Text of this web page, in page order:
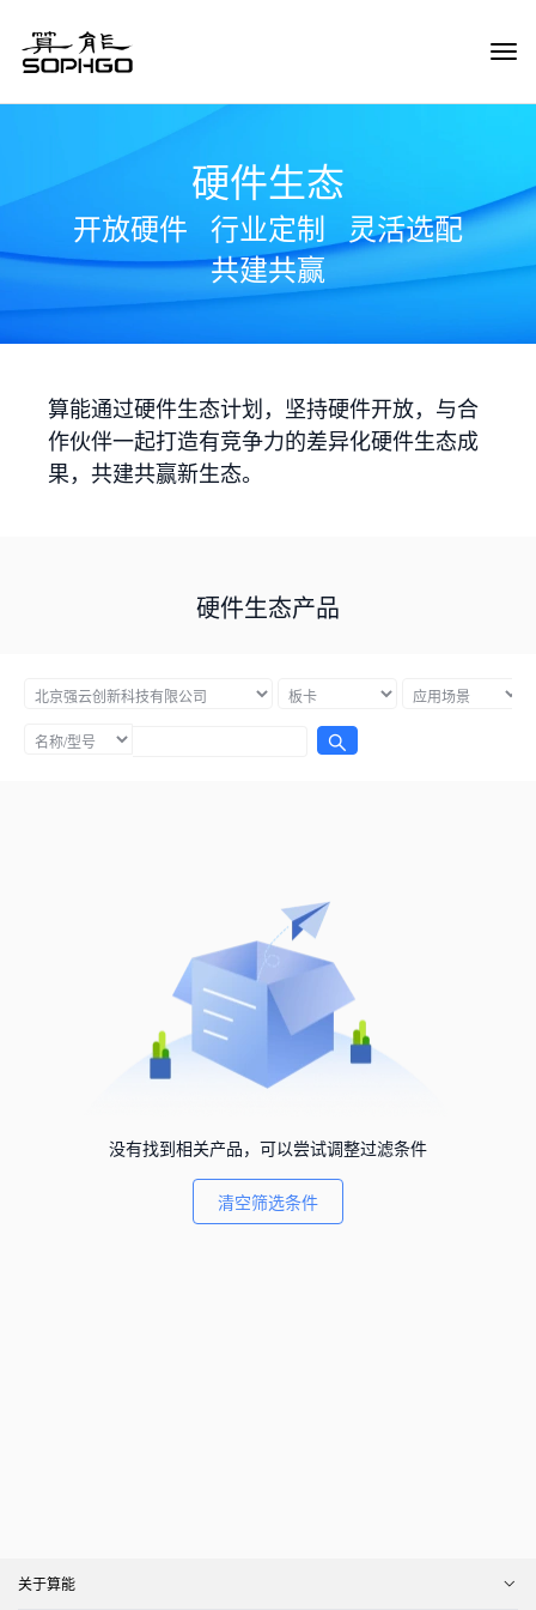
硬件生态
开放硬件 行业定制
灵活选配
共建共赢
算能通过硬件生态计划，坚持硬件开放，与合
作伙伴一起打造有竞争力的差异化硬件生态成
果，共建共赢新生态。
硬件生态产品
没有找到相关产品，可以尝试调整过滤条件
清空筛选条件
关于算能